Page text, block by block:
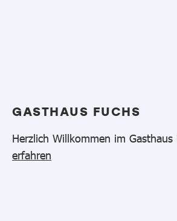
GASTHAUS FUCHS
Herzlich Willkommen im Gasthaus
erfahren